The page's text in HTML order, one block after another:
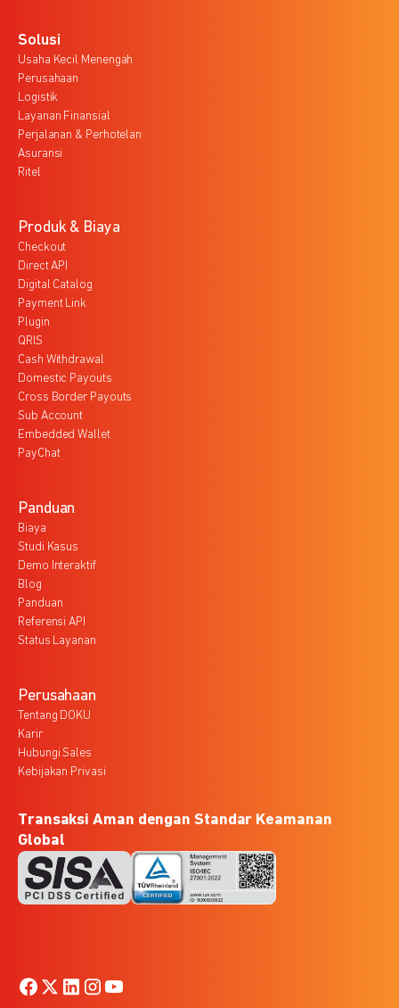
Solusi
Usaha Kecil Menengah
Perusahaan
Logistik
Layanan Finansial
Perjalanan & Perhotelan
Asuransi
Ritel
Produk & Biaya
Checkout
Direct API
Digital Catalog
Payment Link
Plugin
QRIS
Cash Withdrawal
Domestic Payouts
Cross Border Payouts
Sub Account
Embedded Wallet
PayChat
Panduan
Biaya
Studi Kasus
Demo Interaktif
Blog
Panduan
Referensi API
Status Layanan
Perusahaan
Tentang DOKU
Karir
Hubungi Sales
Kebijakan Privasi
Transaksi Aman dengan Standar Keamanan
Global